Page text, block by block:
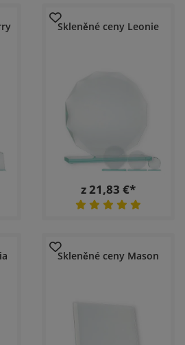
Skleněné ceny Leonie
z 21,83 €*
Skleněné ceny Mason